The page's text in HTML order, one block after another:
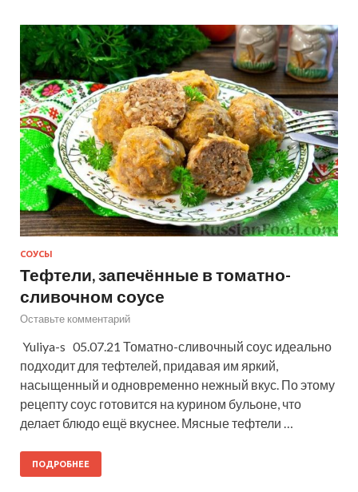
СОУСЫ
Тефтели, запечённые в томатно-
сливочном соусе
Оставьте комментарий
Yuliya-s 05.07.21 Томатно-сливочный соус идеально
подходит для тефтелей, придавая им яркий,
насыщенный и одновременно нежный вкус. По этому
рецепту соус готовится на курином бульоне, что
делает блюдо ещё вкуснее. Мясные тефтели …
ПОДРОБНЕЕ